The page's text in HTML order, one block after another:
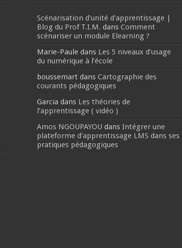
Scénarisation d'unité d'apprentissage |
Blog du Prof T.I.M. dans Comment
scénariser un module Elearning ?
Marie-Pauledans Les 5 niveaux d’usage
du numérique à l’école
boussemartdans Cartographie des
courants pédagogiques
Garcia dans Les théories de
l’apprentissage ( vidéo )
Amos NGOUPAYOU dans Intégrer une
plateforme d’apprentissage LMS dans ses
pratiques pédagogiques